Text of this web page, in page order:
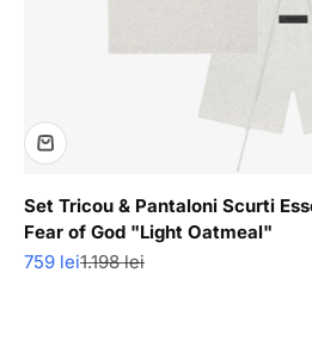
Set Tricou & Pantaloni Scurti
Fear of God "Light Oatmeal"
Pret redus
759 leiPret normal
1.198 lei